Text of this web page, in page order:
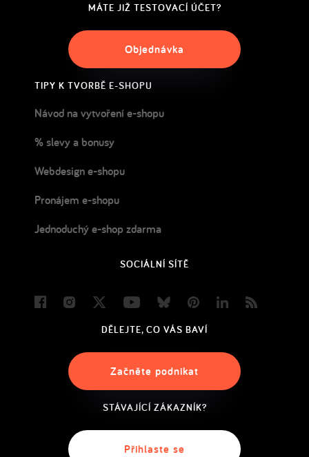
MÁTE JIŽ TESTOVACÍ ÚČET?
Objednávka
TIPY K TVORBĚ E-SHOPU
Návod na vytvoření e-shopu
% slevy a bonusy
Webdesign e-shopu
Pronájem e-shopu
Jednoduchý e-shop zdarma
SOCIÁLNÍ SÍTĚ
FacebookInstagram
Twitter YoutubeBlueskyPinterestLinkedIn
DĚLEJTE, CO VÁS BAVÍ
Začněte podnikat
STÁVAJÍCÍ ZÁKAZNÍK?
Přihlaste se